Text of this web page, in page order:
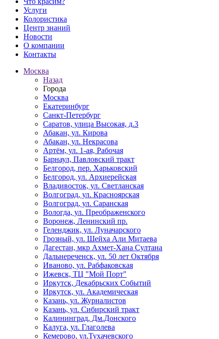
Услуги
Колористика
Центр знаний
Новости
О компании
Контакты
Москва
Назад
Города
Москва
Екатеринбург
Санкт-Петербург
Саратов, улица Высокая, д.3
Абакан, ул. Кирова
Абакан, ул. Некрасова
Артём, ул. 1-ая, Рабочая
Барнаул, Павловский тракт
Белгород, пер. Харьковский
Белгород, ул. Архиерейская
Владивосток, ул. Светланская
Волгоград, ул. Красноярская
Волгоград, ул. Саранская
Вологда, ул. Преображенского
Воронеж, Ленинский пр.
Геленджик, ул. Луначарского
Грозный, ул. Шейха Али Митаева
Дагестан, мкр Ахмет-Хана Султана
Дальнереченск, ул. 50 лет Октября
Иваново, ул. Рабфаковская
Ижевск, ТЦ "Мой Порт"
Иркутск, Декабрьских Событий
Иркутск, ул. Академическая
Казань, ул. Журналистов
Казань, ул. Сибирский тракт
Калининград, Дм.Донского
Калуга, ул. Глаголева
Кемерово, ул.Тухачевского